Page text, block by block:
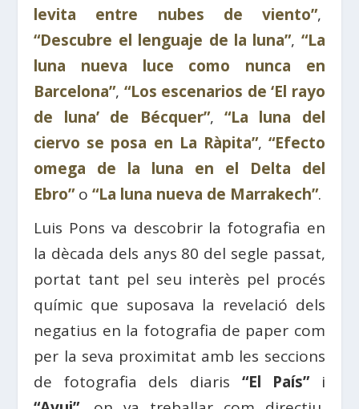
levita entre nubes de viento”,
“Descubre el lenguaje de la luna”, “La
luna nueva luce como nunca en
Barcelona”, “Los escenarios de ‘El rayo
de luna’ de Bécquer”, “La luna del
ciervo se posa en La Ràpita”, “Efecto
omega de la luna en el Delta del
Ebro”o“La luna nueva de Marrakech”.
Luis Pons va descobrir la fotografia en
la dècada dels anys 80 del segle passat,
portat tant pel seu interès pel procés
químic que suposava la revelació dels
negatius en la fotografia de paper com
per la seva proximitat amb les seccions
de fotografia dels diaris “El País”i